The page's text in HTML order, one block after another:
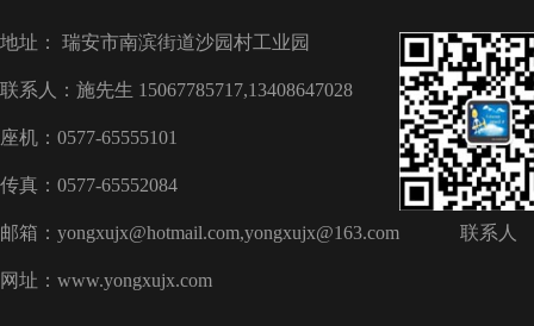
地址： 瑞安市南滨街道沙园村工业园
联系人：施先生 15067785717,13408647028
座机：0577-65555101
传真：0577-65552084
邮箱：yongxujx@hotmail.com,yongxujx@163.com
网址：www.yongxujx.com
联系人